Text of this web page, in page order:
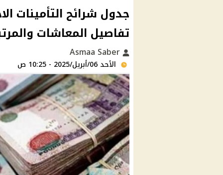
تفاصيل المعاشات
الأحد 06/أبريل/2025 - 10:25 ص